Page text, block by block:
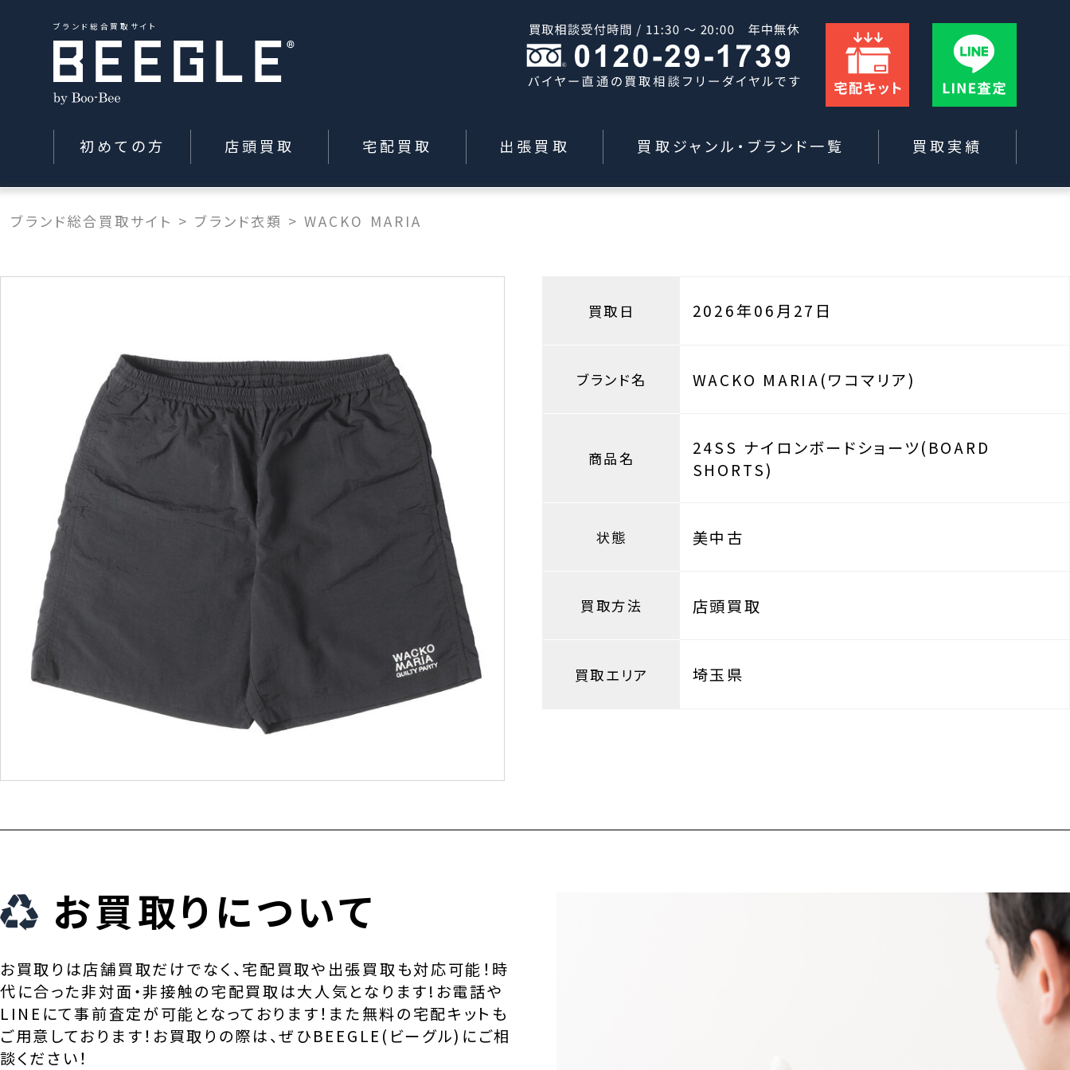
ブランド総合買取サイト
初めての方 店頭買取 宅配買取 出張買取 買取ジャンル・ブランド一覧 買取実績
ブランド総合買取サイト > ブランド衣類 >WACKO MARIA
買取日 2026年06月27日
ブランド名 WACKO MARIA(ワコマリア)
商品名
24SS ナイロンボードショーツ(BOARD
SHORTS)
状態 美中古
買取方法 店頭買取
買取エリア 埼玉県
お買取りについて
お買取りは店舗買取だけでなく、宅配買取や出張買取も対応可能！時
代に合った非対面・非接触の宅配買取は大人気となります!お電話や
LINEにて事前査定が可能となっております！また無料の宅配キットも
ご用意しております！お買取りの際は、ぜひBEEGLE(ビーグル)にご相
談ください！